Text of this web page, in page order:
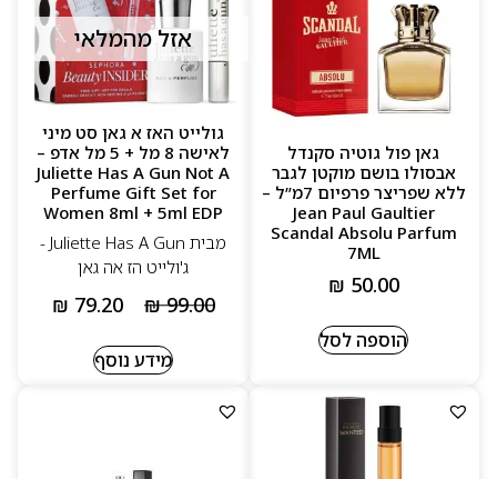
גאן פול גוטיה סקנדל
אבסולו בושם מוקטן לגבר
ללא שפריצר פרפיום 7מ”ל –
Jean Paul Gaultier
Scandal Absolu Parfum
7ML
₪ 50.00
הוספה לסל
אזל מהמלאי
גולייט האז א גאן סט מיני
לאישה 8 מל + 5 מל אדפ –
Juliette Has A Gun Not A
Perfume Gift Set for
Women 8ml + 5ml EDP
מבית Juliette Has A Gun -
ג'ולייט הז אה גאן
₪99.00
₪ 79.20
מידע נוסף